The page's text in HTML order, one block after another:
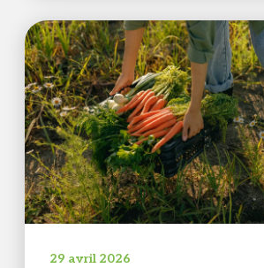
29 avril 2026